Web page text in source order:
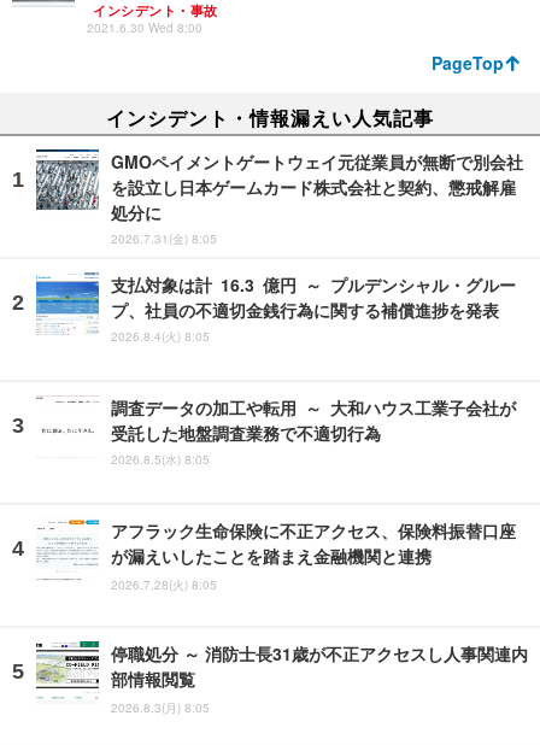
インシデント・事故
2021.6.30 Wed 8:00
PageTop
インシデント・情報漏えい人気記事
GMOペイメントゲートウェイ元従業員が無断で別会社
を設立し日本ゲームカード株式会社と契約、懲戒解雇
処分に
2026.7.31(金) 8:05
支払対象は計 16.3 億円 ～ プルデンシャル・グルー
プ、社員の不適切金銭行為に関する補償進捗を発表
2026.8.4(火) 8:05
調査データの加工や転用 ～ 大和ハウス工業子会社が
受託した地盤調査業務で不適切行為
2026.8.5(水) 8:05
アフラック生命保険に不正アクセス、保険料振替口座
が漏えいしたことを踏まえ金融機関と連携
2026.7.28(火) 8:05
停職処分 ～ 消防士長31歳が不正アクセスし人事関連内
部情報閲覧
2026.8.3(月) 8:05